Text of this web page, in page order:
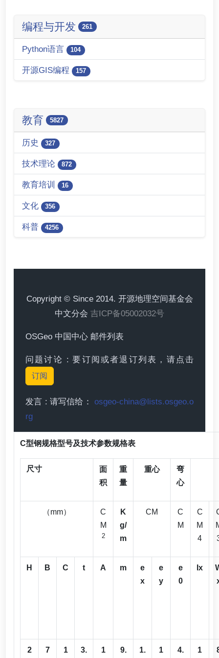
编程与开发 261
Python语言 104
开源GIS编程 157
教育 5827
历史 327
技术理论 872
教育培训 16
文化 356
科普 4256
Copyright © Since 2014. 开源地理空间基金会
中文分会 吉ICP备05002032号
OSGeo 中国中心 邮件列表
问题讨论 : 要订阅或者退订列表，请点击
订阅
发言 : 请写信给： osgeo-china@lists.osgeo.o
rg
C型钢规格型号及技术参数规格表
尺寸
面
积
重
量
重心
弯
心
（mm）
C
M
2
K
g/
m
CM
C
M
C
M
4
H B C t A m
e
x
e
y
e
0
Ix
2
7
1
3.
1
9.
1.
1
4.
1